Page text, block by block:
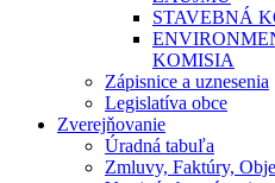
STAVEBNÁ
KOMISIA
Zápisnice a uznesenia
Legislatíva obce
Zverejňovanie
Úradná tabuľa
Zmluvy, Faktúry,